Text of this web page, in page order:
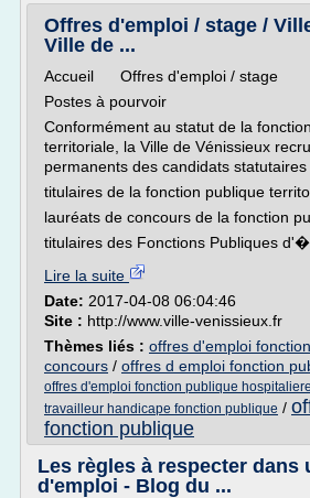
Offres d'emploi / stage /
Ville de ...
Accueil Offres d'emploi / stage
Postes à pourvoir
Conformément au statut de la
territoriale, la Ville de Vénissieux
permanents des candidats statutaires
titulaires de la fonction publique
lauréats de concours de la fonction
titulaires des Fonctions Publiques
Lire la suite
Date: 2017-04-08 06:04:46
Site : http://www.ville-venissieux.fr
Thèmes liés : offres d'emploi
concours / offres d emploi fonction
offres d'emploi fonction publique hospitaliere
travailleur handicape fonction publique /
fonction publique
Les règles à respecter dans
d'emploi - Blog du ...